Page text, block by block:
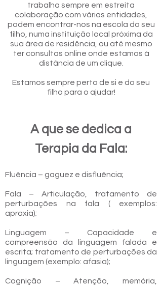
trabalha sempre em estreita
colaboração com várias entidades,
podem encontrar-nos na escola do seu
filho, numa instituição local próxima da
sua área de residência, ou até mesmo
ter consultas online onde estamos à
distância de um clique.
Estamos sempre perto de si e do seu
filho para o ajudar!
A que se dedica a
Terapia da Fala:
Fluência – gaguez e disfluência;
Fala – Articulação, tratamento de
perturbações na fala ( exemplos:
apraxia);
Linguagem – Capacidade e
compreensão da linguagem falada e
escrita; tratamento de perturbações da
linguagem (exemplo: afasia);
Cognição – Atenção, memória,